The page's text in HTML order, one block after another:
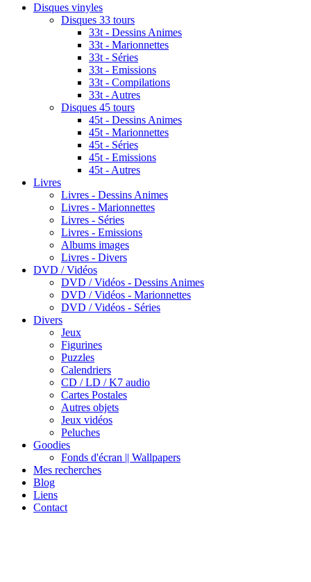
Disques vinyles
Disques 33 tours
33t - Dessins Animes
33t - Marionnettes
33t - Séries
33t - Emissions
33t - Compilations
33t - Autres
Disques 45 tours
45t - Dessins Animes
45t - Marionnettes
45t - Séries
45t - Emissions
45t - Autres
Livres
Livres - Dessins Animes
Livres - Marionnettes
Livres - Séries
Livres - Emissions
Albums images
Livres - Divers
DVD / Vidéos
DVD / Vidéos - Dessins Animes
DVD / Vidéos - Marionnettes
DVD / Vidéos - Séries
Divers
Jeux
Figurines
Puzzles
Calendriers
CD / LD / K7 audio
Cartes Postales
Autres objets
Jeux vidéos
Peluches
Goodies
Fonds d'écran || Wallpapers
Mes recherches
Blog
Liens
Contact